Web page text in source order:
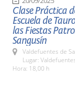
Clase Práctica
Escuela de
las Fiestas
Sangusín
Valdefuentes de
Lugar:
Hora: 18,00 h